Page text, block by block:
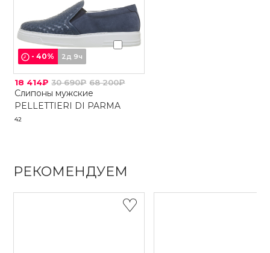
-40% 2д 9ч
18 414₽ 30 690₽ 68 200₽
Слипоны мужские
PELLETTIERI DI PARMA
42
РЕКОМЕНДУЕМ